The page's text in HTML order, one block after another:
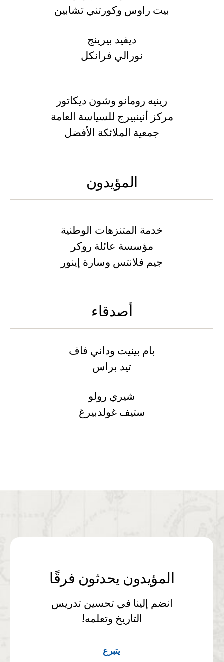
بيت راوس وكورتني تشابين
ديفيد بيرينج
نورالي فرانكل
رينيه رومانو وشون ديكاتور
مركز أنينبيرج للسياسة العامة
جمعية الملائكة الأفضل
المؤيدون
خدمة المتنزهات الوطنية
مؤسسة عائلة روكر
جيم فلانتس وسارة إينور
أصدقاء
بام بينيت وداني فاف
تيد براس
شيري رولو
ستيف غولدبيرغ
المؤيدون يحدثون فرقًا
انضم إلينا في تحسين تدريس
التاريخ وتعلمه!
يتبرع